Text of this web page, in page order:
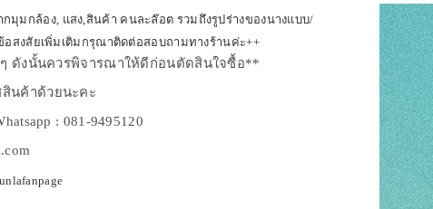
มกล้อง, แสง,สินค้า คนละล๊อต รวมถึงรูปร่างของนางแบบ/
สงสัยเพิ่มเติมกรุณาติดต่อสอบถามทางร้านค่ะ++
ดังนั้นควรพิจารณาให้ดีก่อนตัดสินใจซื้อ**
นค้าด้วยนะคะ
: 081-9495120